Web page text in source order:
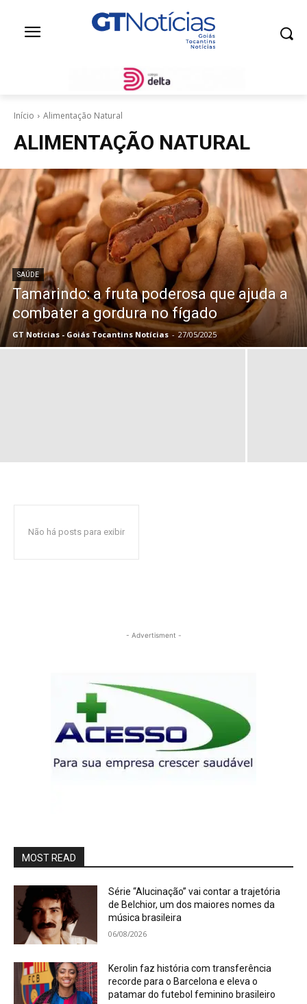
Início Alimentação Natural
ALIMENTAÇÃO NATURAL
SAÚDE
Tamarindo: a fruta poderosa que ajuda a
combater a gordura no fígado
GT Notícias - Goiás Tocantins Notícias - 27/05/2025
Não há posts para exibir
- Advertisment -
MOST READ
Série “Alucinação” vai contar a trajetória
de Belchior, um dos maiores nomes da
música brasileira
06/08/2026
Kerolin faz história com transferência
recorde para o Barcelona e eleva o
patamar do futebol feminino brasileiro